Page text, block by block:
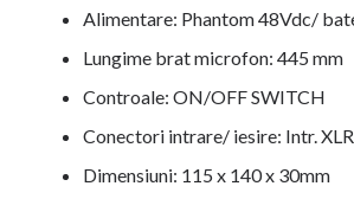
Alimentare: Phantom 48Vdc/
Lungime brat microfon: 445 mm
Controale: ON/OFF SWITCH
Conectori intrare/ iesire: Intr. XLR
Dimensiuni: 115 x 140 x 30mm